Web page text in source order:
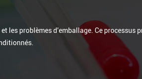
les problèmes d'emballage. Ce processus